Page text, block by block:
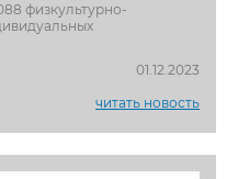
физкультурно-
01.12.2023
читать новость